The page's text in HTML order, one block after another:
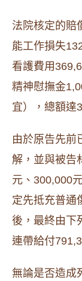
法院核定的賠
能工作損失
看護費用
精神慰撫金
宜），總額達
由於原告先前
解，並與被告
元、300,000
定先抵充普通
後，最終由下
連帶給付
無論是否造成